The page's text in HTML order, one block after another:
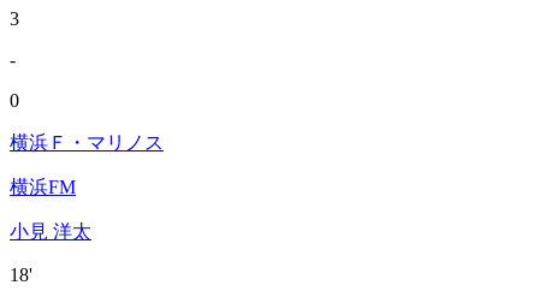
3
-
0
横浜Ｆ・マリノス
横浜FM
小見 洋太
18'